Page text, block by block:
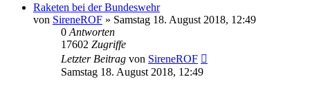
Raketen bei der Bundeswehr
von SireneROF » Samstag 18. August 2018, 12:49
0 Antworten
17602 Zugriffe
Letzter Beitrag von SireneROF
Samstag 18. August 2018, 12:49